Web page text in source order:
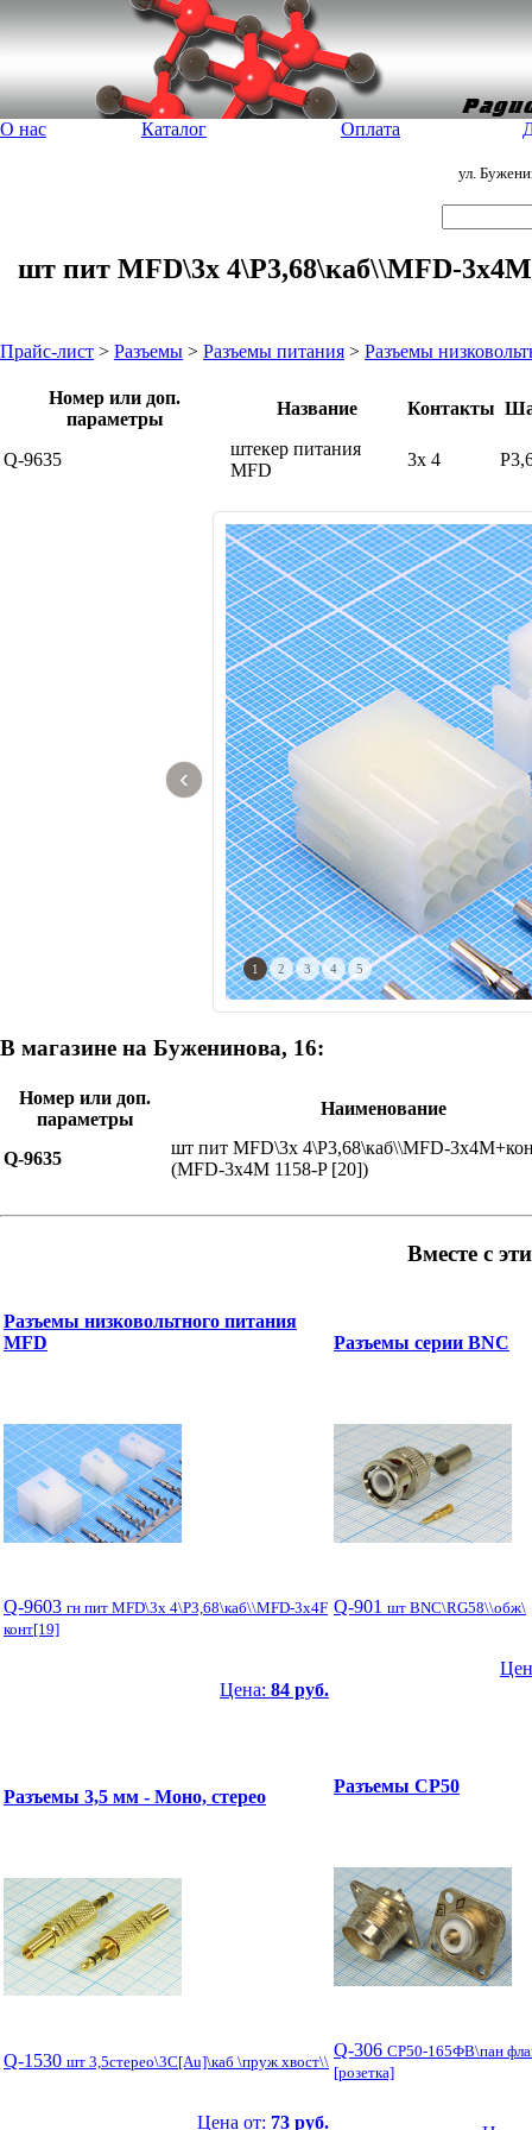
О нас Каталог Оплата
ул.
шт пит MFD\3x 4\P3,68\каб\\MFD-
Прайс-лист > Разъемы > Разъемы питания > Разъемы
Номер или доп.
параметры
Название Контакты
Q-9635
штекер питания
MFD
3x 4
‹
1 2 3 4 5
В магазине на Буженинова, 16:
Номер или доп.
параметры
Наименование
Q-9635
шт пит MFD\3x 4\P3,68\каб\\MFD-
(MFD-3x4M 1158-P [20])
Вместе с
Разъемы низковольтного питания
MFD
Q-9603 гн пит MFD\3x 4\P3,68\каб\\MFD-3x4F
конт[19]
Цена: 84 руб.
Разъемы серии BNC
Q-901 шт BNC\RG58\\обж\
Разъемы 3,5 мм - Моно, стерео
Q-1530 шт 3,5стерео\3C[Au]\каб \пруж хвост\\
Цена от: 73 руб.
Разъемы СР50
Q-306 СР50-165ФВ\пан
[розетка]